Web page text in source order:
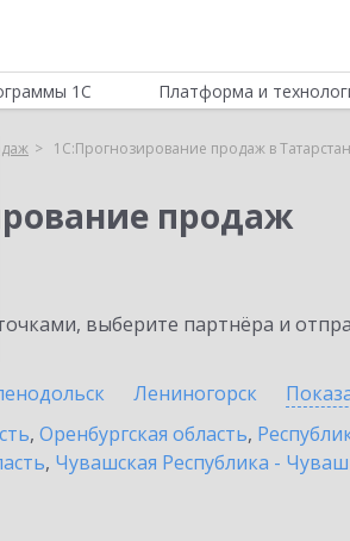
1С Платформа и
1С:Прогнозирование продаж в
продаж
выберите партнёра и
Лениногорск
, Оренбургская область,
, Чувашская Республика -